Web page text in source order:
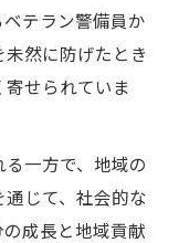
テラン警備員か
然に防げたとき
せられていま
一方で、地域の
じて、社会的な
成長と地域貢献